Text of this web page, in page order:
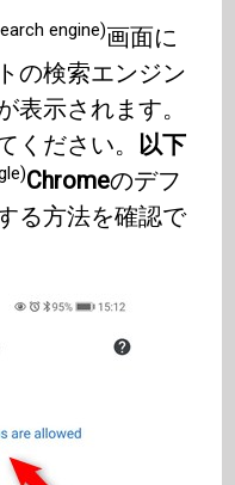
engine)画面に
の検索エンジン
表示されます。
ください。
以下
Chromeのデフ
る方法を確認で